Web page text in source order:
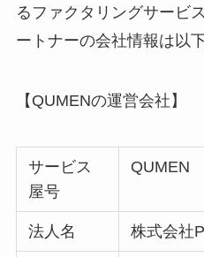
るファクタリングサービ
ートナーの会社情報は以
【QUMENの運営会社】
サービス
屋号
QUMEN
法人名 株式会社